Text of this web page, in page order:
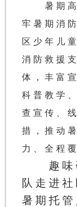
暑期高
牢暑期消
区少年儿
消防救援
体，丰富
科普教学
查宣传、
措，推动
力、全程
趣
队走进
暑期托